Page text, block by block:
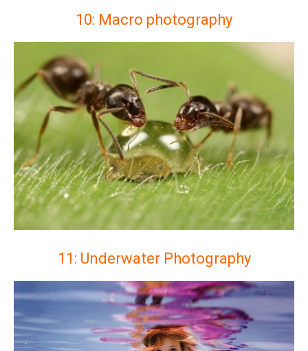
10: Macro photography
11: Underwater Photography